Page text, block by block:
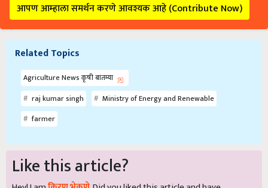
आपण आम्हाला समर्थन करणे आवश्यक आहे (Contribute Now)
Related Topics
Agriculture News कृषी बातम्या
raj kumar singh
Ministry of Energy and Renewable
farmer
Like this article?